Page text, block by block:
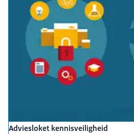
Adviesloket kennisveiligheid